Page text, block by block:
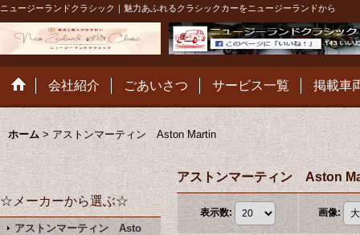
ニュージーランドクラシック｜魅力あふれるクラシックカーをニュージーランドから
会社紹介 ごあいさつ サービス一覧 掲載車
ホーム > アストンマーティン Aston Martin
☆メーカーから選ぶ☆
アストンマーティン Asto
アストンマーティン Aston
表示数: 画像: